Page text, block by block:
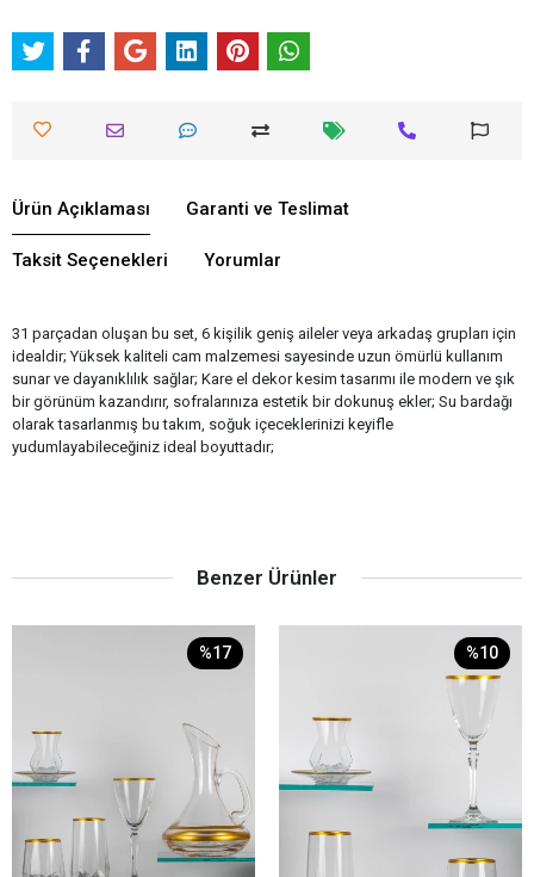
Ürün Açıklaması Garanti ve Teslimat
Taksit Seçenekleri Yorumlar
31 parçadan oluşan bu set, 6 kişilik geniş aileler veya arkadaş grupları için
idealdir; Yüksek kaliteli cam malzemesi sayesinde uzun ömürlü kullanım
sunar ve dayanıklılık sağlar; Kare el dekor kesim tasarımı ile modern ve şık
bir görünüm kazandırır, sofralarınıza estetik bir dokunuş ekler; Su bardağı
olarak tasarlanmış bu takım, soğuk içeceklerinizi keyifle
yudumlayabileceğiniz ideal boyuttadır;
Benzer Ürünler
%17 %10